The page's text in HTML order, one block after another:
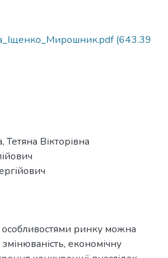
(643.39
Вікторівна
ринку можна
економічну